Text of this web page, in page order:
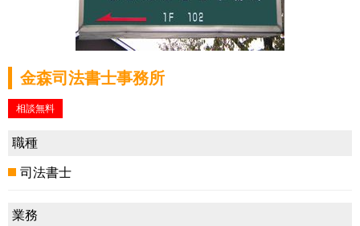
金森司法書士事務所
相談無料
職種
司法書士
業務